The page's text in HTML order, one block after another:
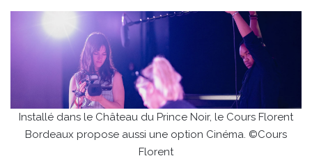
Installé dans le Château du Prince Noir, le Cours Florent
Bordeaux propose aussi une option Cinéma. ©Cours
Florent